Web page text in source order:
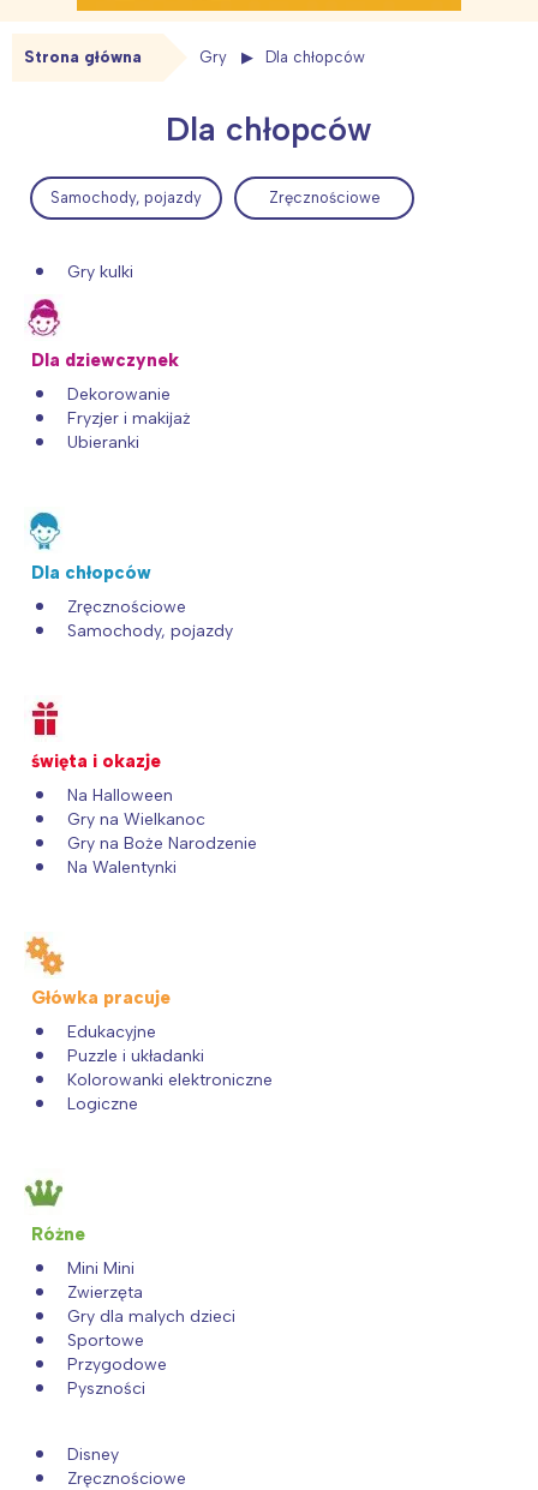
Strona główna Gry Dla chłopców
Dla chłopców
Samochody, pojazdy Zręcznościowe
Gry kulki
Dla dziewczynek
Dekorowanie
Fryzjer i makijaż
Ubieranki
Dla chłopców
Zręcznościowe
Samochody, pojazdy
święta i okazje
Na Halloween
Gry na Wielkanoc
Gry na Boże Narodzenie
Na Walentynki
Główka pracuje
Edukacyjne
Puzzle i układanki
Kolorowanki elektroniczne
Logiczne
Różne
Mini Mini
Zwierzęta
Gry dla malych dzieci
Sportowe
Przygodowe
Pyszności
Disney
Zręcznościowe